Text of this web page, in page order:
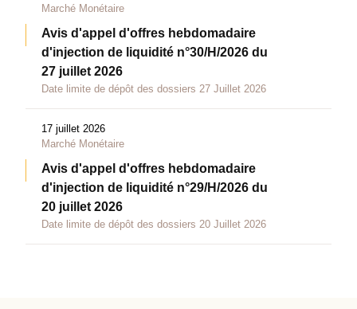
Marché Monétaire
Avis d'appel d'offres hebdomadaire
d'injection de liquidité n°30/H/2026 du
27 juillet 2026
Date limite de dépôt des dossiers 27 Juillet 2026
17 juillet 2026
Marché Monétaire
Avis d'appel d'offres hebdomadaire
d'injection de liquidité n°29/H/2026 du
20 juillet 2026
Date limite de dépôt des dossiers 20 Juillet 2026